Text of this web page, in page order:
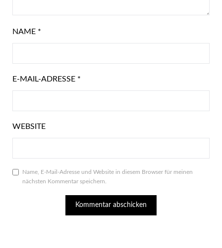
NAME *
E-MAIL-ADRESSE *
WEBSITE
Name, E-Mail-Adresse und Website in diesem Browser für meinen
nächsten Kommentar speichern.